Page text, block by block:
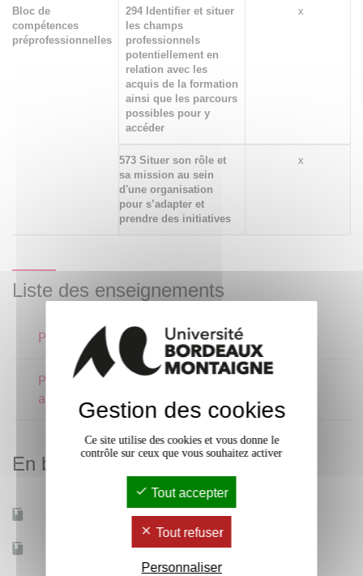
Bloc de
compétences
préprofessionnelles
294 Identifier et situer
les champs
professionnels
potentiellement en
relation avec les
acquis de la formation
ainsi que les parcours
possibles pour y
accéder
x
573 Situer son rôle et
sa mission au sein
d'une organisation
pour s’adapter et
prendre des initiatives
x
Liste des enseignements
Politiques culturelles 4 crédits
Propriété littéraire et
artistique
En bref
Mobilité d'études Oui
Accessible à distance Non
Gestion des cookies
Ce site utilise des cookies et vous donne le
contrôle sur ceux que vous souhaitez activer
Tout accepter
Tout refuser
Personnaliser